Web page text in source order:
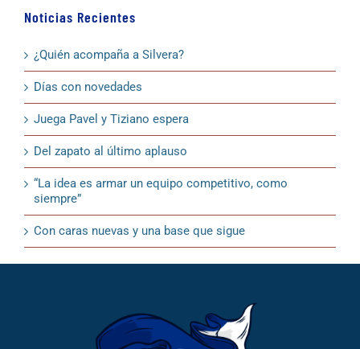
Noticias Recientes
¿Quién acompaña a Silvera?
Días con novedades
Juega Pavel y Tiziano espera
Del zapato al último aplauso
“La idea es armar un equipo competitivo, como
siempre”
Con caras nuevas y una base que sigue